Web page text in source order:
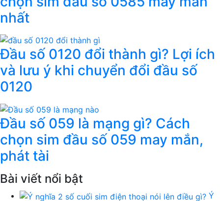
nhất
Đầu số 0120 đổi thành gì? Lợi ích
và lưu ý khi chuyển đổi đầu số
0120
Đầu số 059 là mạng gì? Cách
chọn sim đầu số 059 may mắn,
phát tài
Bài viết nổi bật
Ý